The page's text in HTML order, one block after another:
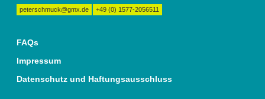
peterschmuck@gmx.de +49 (0) 1577-2056511
FAQs
Impressum
Datenschutz und Haftungsausschluss